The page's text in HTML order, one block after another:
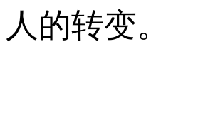
人的转变。